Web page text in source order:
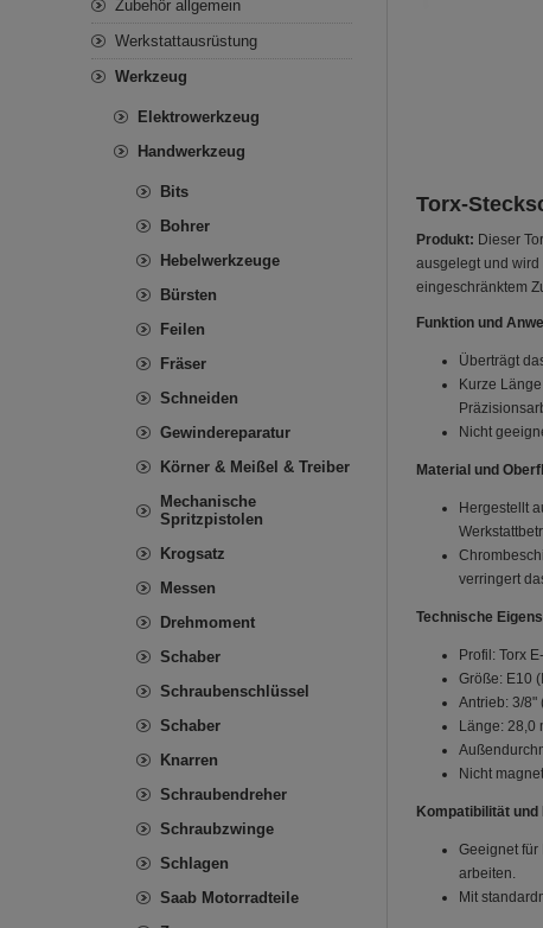
Torx-
Produkt: Dieser
ausgelegt und wird
eingeschränktem
Funktion und
Überträgt
Kurze
Nicht
Material und
Hergestellt
verringert
Technische
Profil: Torx
Größe: E10
Antrieb: 3/8"
Länge: 28,0
Nicht
Kompatibilität
Geeignet für
arbeiten.
Mit
Zubehör allgemein
Werkstattausrüstung
Werkzeug
Elektrowerkzeug
Handwerkzeug
Bits
Bohrer
Hebelwerkzeuge
Bürsten
Feilen
Fräser
Schneiden
Gewindereparatur
Körner & Meißel & Treiber
Mechanische
Spritzpistolen
Krogsatz
Messen
Drehmoment
Schaber
Schraubenschlüssel
Schaber
Knarren
Schraubendreher
Schraubzwinge
Schlagen
Saab Motorradteile